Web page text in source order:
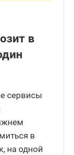
в
сервисы
в
на одной